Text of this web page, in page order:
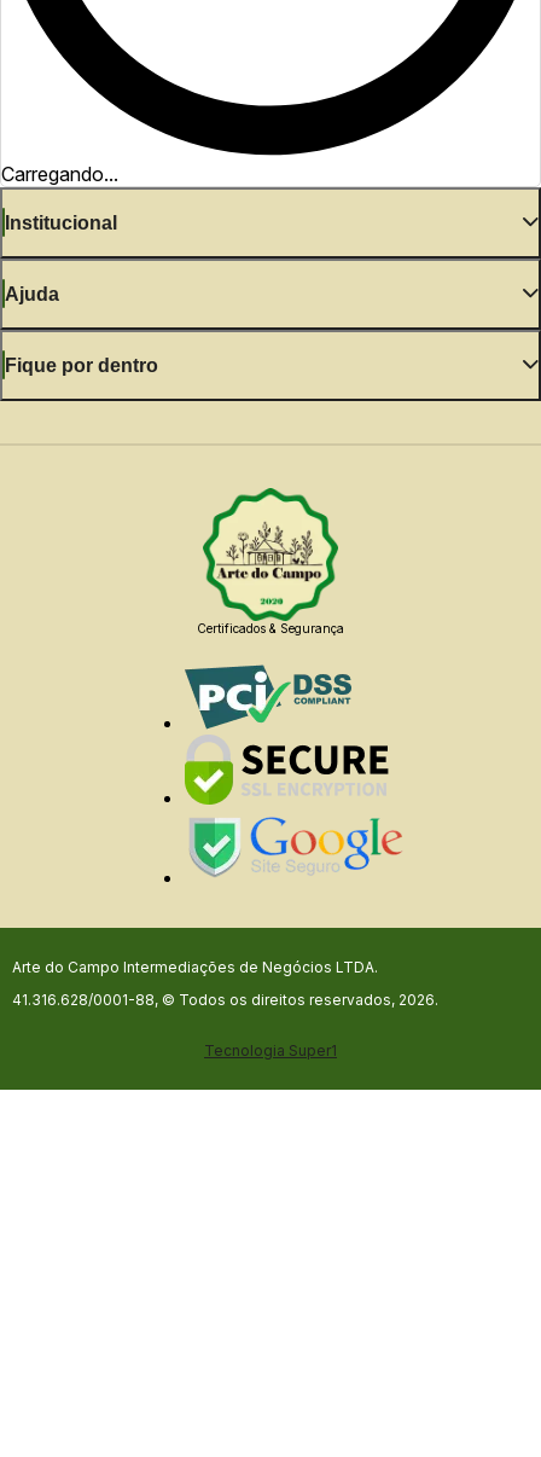
Carregando...
Institucional
Ajuda
Fique por dentro
Certificados & Segurança
Arte do Campo Intermediações de Negócios LTDA.
41.316.628/0001-88, © Todos os direitos reservados, 2026.
Tecnologia Super1